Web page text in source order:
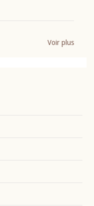
Voir plus